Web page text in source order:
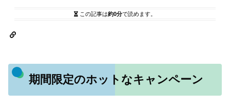
この記事は約0分で読めます。
期間限定のホットなキャンペーン